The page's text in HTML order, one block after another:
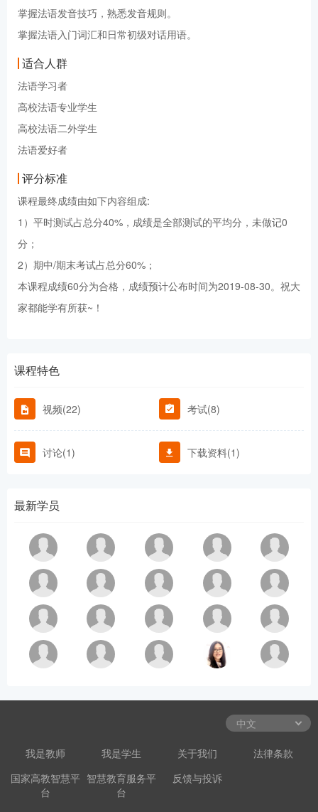
掌握法语发音技巧，熟悉发音规则。
掌握法语入门词汇和日常初级对话用语。
适合人群
法语学习者
高校法语专业学生
高校法语二外学生
法语爱好者
评分标准
课程最终成绩由如下内容组成:
1）平时测试占总分40%，成绩是全部测试的平均分，未做记0
分；
2）期中/期末考试占总分60%；
本课程成绩60分为合格，成绩预计公布时间为2019-08-30。祝大
家都能学有所获~！
课程特色
视频(22) 考试(8)
讨论(1) 下载资料(1)
最新学员
我是教师 我是学生 关于我们
法律条款
国家高教智慧平
台
智慧教育服务平
台
反馈与投诉